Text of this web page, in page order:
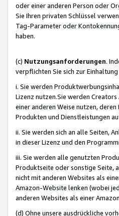
oder einer anderen Person oder
Sie Ihren privaten Schlüssel
Tag-Parameter oder
haben.
(c) Nutzungsanforderungen.
verpflichten Sie sich zur
i. Sie werden
Lizenz nutzen.Sie werden
einer anderen Weise nutzen,
Produkten und Dienstleistungen
ii. Sie werden sich an alle Seiten,
in dieser Lizenz und den
iii. Sie werden alle genutzten
Produktseite oder sonstige Seite,
nicht mit anderen Websites als
Amazon-Website lenken (wobei
anderen Websites als einer
(d) Ohne unsere ausdrückliche